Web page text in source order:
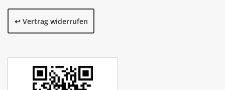
↩️ Vertrag widerrufen